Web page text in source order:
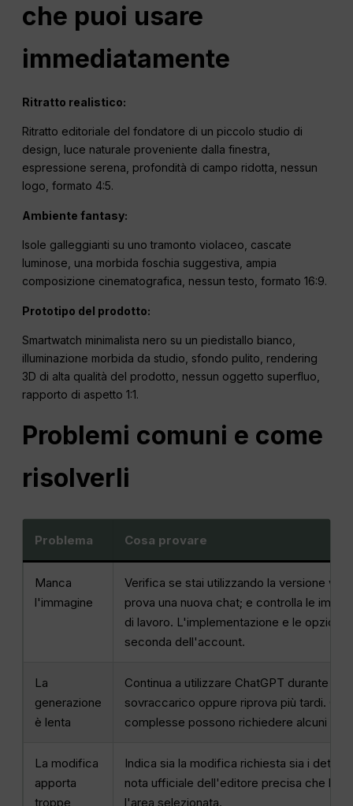
che puoi usare
immediatamente
Ritratto realistico:
Ritratto editoriale del fondatore di un piccolo studio di
design, luce naturale proveniente dalla finestra,
espressione serena, profondità di campo ridotta, nessun
logo, formato 4:5.
Ambiente fantasy:
Isole galleggianti su uno tramonto violaceo, cascate
luminose, una morbida foschia suggestiva, ampia
composizione cinematografica, nessun testo, formato 16:9.
Prototipo del prodotto:
Smartwatch minimalista nero su un piedistallo bianco,
illuminazione morbida da studio, sfondo pulito, rendering
3D di alta qualità del prodotto, nessun oggetto superfluo,
rapporto di aspetto 1:1.
Problemi comuni e come
risolverli
Problema Cosa provare
Manca
l'immagine
Verifica se stai utilizzando la versione
prova una nuova chat; e controlla le
di lavoro. L'implementazione e le opzioni
seconda dell'account.
La
generazione
è lenta
Continua a utilizzare ChatGPT durante il
sovraccarico oppure riprova più tardi.
complesse possono richiedere alcuni
La modifica
apporta
troppe
Indica sia la modifica richiesta sia i
nota ufficiale dell'editore precisa che le
l'area selezionata.